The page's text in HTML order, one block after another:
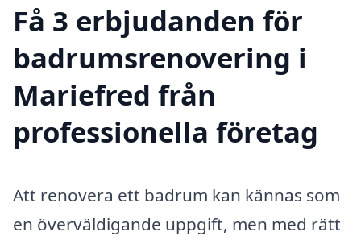
Få 3 erbjudanden för
badrumsrenovering i
Mariefred från
professionella företag
Att renovera ett badrum kan kännas som
en överväldigande uppgift, men med rätt